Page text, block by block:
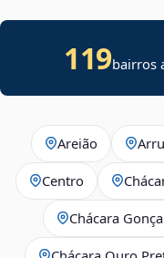
119bairros
Areião
Centro
Chácara